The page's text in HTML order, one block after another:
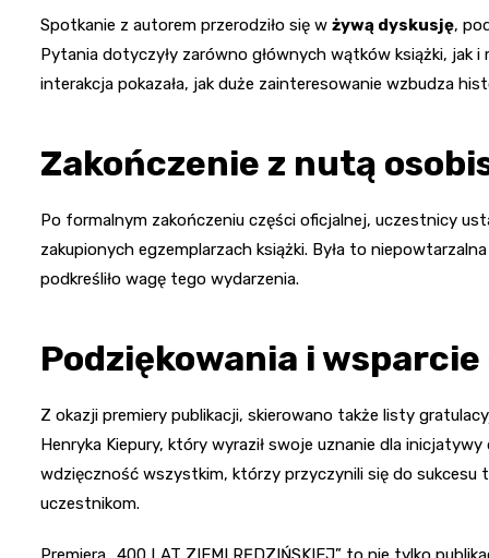
Spotkanie z autorem przerodziło się w żywą dyskusję,
Pytania dotyczyły zarówno głównych wątków książki, jak
interakcja pokazała, jak duże zainteresowanie wzbudza
Zakończenie z nutą
Po formalnym zakończeniu części oficjalnej, uczestnicy
zakupionych egzemplarzach książki. Była to
podkreśliło wagę tego wydarzenia.
Podziękowania i
Z okazji premiery publikacji, skierowano także listy
Henryka Kiepury, który wyraził swoje uznanie dla
wdzięczność wszystkim, którzy przyczynili się do sukcesu
uczestnikom.